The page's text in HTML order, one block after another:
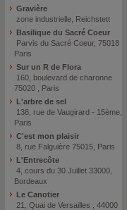
Gravière
zone industrielle, Reichstett
Basilique du Sacré Coeur
Parvis du Sacré Coeur, 75018
Paris
Sur un R de Flora
160, boulevard de charonne
75020 , Paris
L'arbre de sel
138, rue de Vaugirard - 15ème,
Paris
C'est mon plaisir
8, rue Falguière 75015, Paris
L'Entrecôte
4, cours du 30 Juillet 33000,
Bordeaux
Le Canotier
21, Quai de Versailles , 44000